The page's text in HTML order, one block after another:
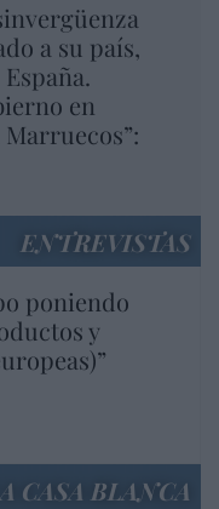
a su país,
en
ENTREVISTAS
poniendo
y
CASA BLANCA